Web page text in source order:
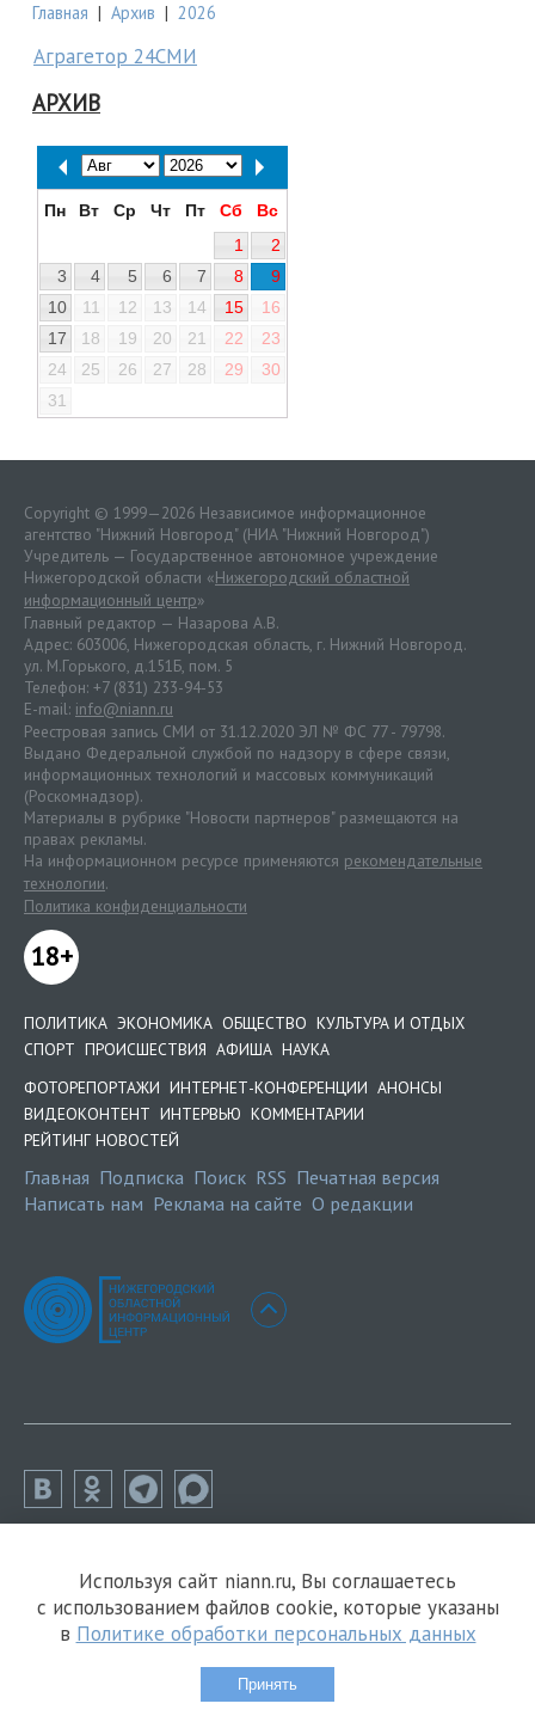
Главная | Архив | 2026
Аграгетор 24СМИ
АРХИВ
Пн Вт Ср Чт Пт Сб
Вс
1
2
3
4 5 6 7 8
9
10
11 12 13 14 15
16
17
18 19 20 21 22
23
24
25 26 27 28 29
30
31
Copyright © 1999—2026 Независимое информационное
агентство "Нижний Новгород" (НИА "Нижний Новгород")
Учредитель — Государственное автономное учреждение
Нижегородской области «Нижегородский областной
информационный центр»
Главный редактор — Назарова А.В.
Адрес: 603006, Нижегородская область, г. Нижний Новгород.
ул. М.Горького, д.151Б, пом. 5
Телефон: +7 (831) 233-94-53
E-mail: info@niann.ru
Реестровая запись СМИ от 31.12.2020 ЭЛ № ФС 77 - 79798.
Выдано Федеральной службой по надзору в сфере связи,
информационных технологий и массовых коммуникаций
(Роскомнадзор).
Материалы в рубрике "Новости партнеров" размещаются на
правах рекламы.
На информационном ресурсе применяются рекомендательные
технологии.
Политика конфиденциальности
18+
ПОЛИТИКА ЭКОНОМИКА ОБЩЕСТВО КУЛЬТУРА И ОТДЫХ
СПОРТ ПРОИСШЕСТВИЯ АФИША НАУКА
ФОТОРЕПОРТАЖИ ИНТЕРНЕТ-КОНФЕРЕНЦИИ АНОНСЫ
ВИДЕОКОНТЕНТ ИНТЕРВЬЮ КОММЕНТАРИИ
РЕЙТИНГ НОВОСТЕЙ
Главная Подписка Поиск RSS Печатная версия
Написать нам Реклама на сайте О редакции
Используя сайт niann.ru, Вы соглашаетесь
с использованием файлов cookie, которые указаны
в Политике обработки персональных данных
Принять